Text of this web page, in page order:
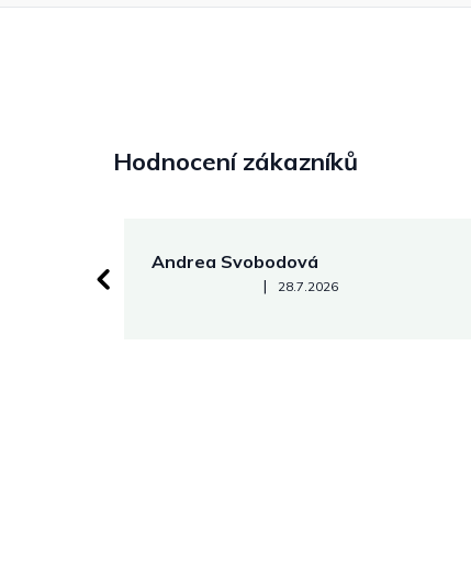
Hodnocení zákazníků
Andrea Svobodová
Hodnocení obchodu je 5 z 5 hvězdiček.
| 28.7.2026